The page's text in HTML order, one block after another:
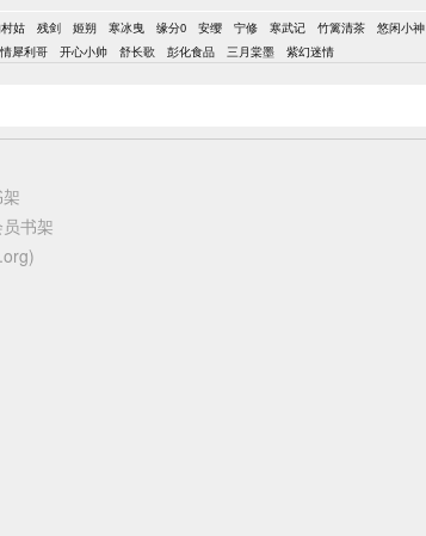
姑 残剑 姬朔 寒冰曳 缘分0 安缨 宁修 寒武记 竹篱清茶 悠闲小神
犀利哥 开心小帅 舒长歌 彭化食品 三月棠墨 紫幻迷情
书架